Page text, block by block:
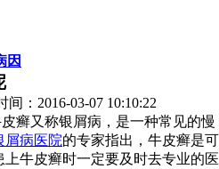
因
：2016-03-07 10:10:22
癣又称银屑病，是一种常见的慢
屑病医院的专家指出，牛皮癣是可
牛皮癣时一定要及时去专业的医